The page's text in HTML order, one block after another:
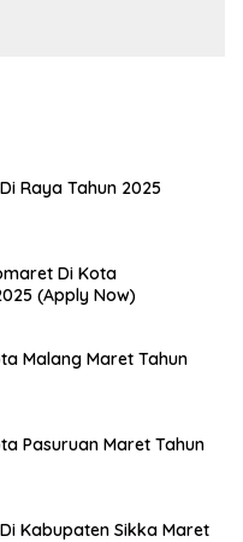
Raya Tahun 2025
Di Kota
(Apply Now)
Malang Maret Tahun
Pasuruan Maret Tahun
Kabupaten Sikka Maret